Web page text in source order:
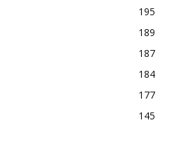
195
189
187
184
177
145